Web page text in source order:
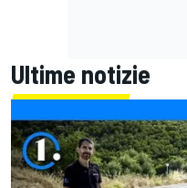
Ultime notizie